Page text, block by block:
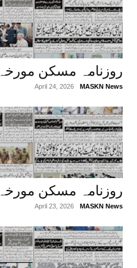
روزنامہ مسکن مورخہ 25 اپریل 2026
MASKN News
April 24, 2026
روزنامہ مسکن مورخہ 24 اپریل 2026
MASKN News
April 23, 2026